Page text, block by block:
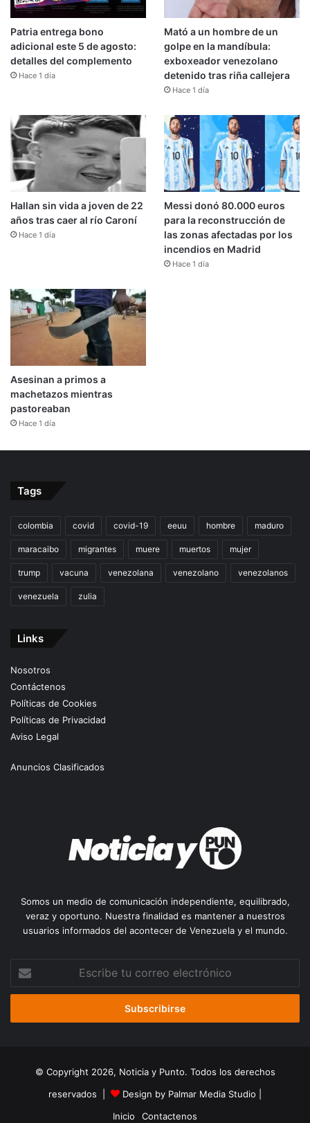
Patria entrega bono
adicional este 5 de agosto:
detalles del complemento
Hace 1 día
Mató a un hombre de un
golpe en la mandíbula:
exboxeador venezolano
detenido tras riña callejera
Hace 1 día
Hallan sin vida a joven de 22
años tras caer al río Caroní
Hace 1 día
Messi donó 80.000 euros
para la reconstrucción de
las zonas afectadas por los
incendios en Madrid
Hace 1 día
Asesinan a primos a
machetazos mientras
pastoreaban
Hace 1 día
Tags
colombia covid covid-19 eeuu hombre maduro
maracaibo migrantes muere muertos mujer
trump vacuna venezolana venezolano venezolanos
venezuela zulia
Links
Nosotros
Contáctenos
Políticas de Cookies
Políticas de Privacidad
Aviso Legal
Anuncios Clasificados
Somos un medio de comunicación independiente, equilibrado,
veraz y oportuno. Nuestra finalidad es mantener a nuestros
usuarios informados del acontecer de Venezuela y el mundo.
correo
© Copyright 2026, Noticia y Punto. Todos los derechos
reservados |
Design by Palmar Media Studio
Inicio
Contactenos